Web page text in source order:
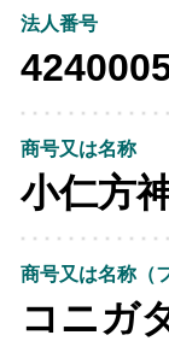
法人番号
商号又は名称
小仁方
商号又は名称（
コニガ